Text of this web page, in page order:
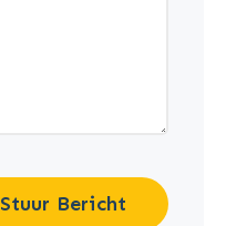
Stuur Bericht